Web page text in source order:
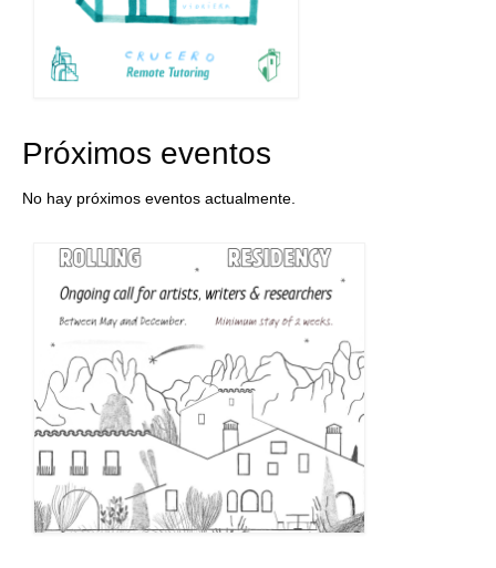
Próximos eventos
No hay próximos eventos actualmente.